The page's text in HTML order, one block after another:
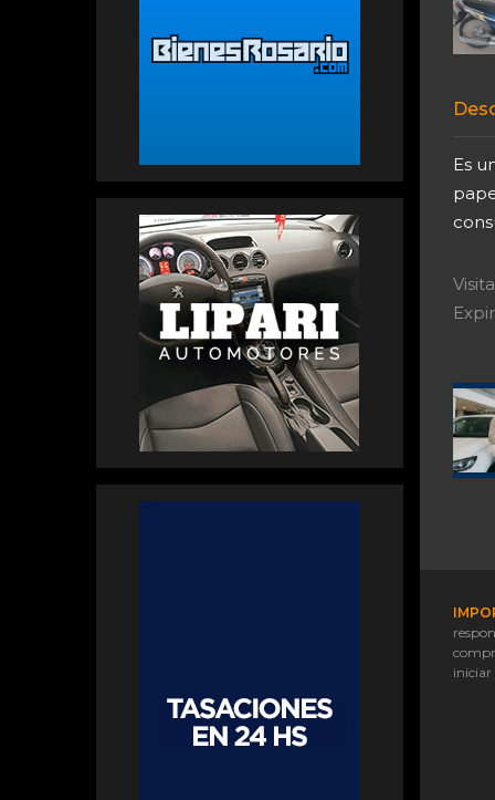
Es
iniciar